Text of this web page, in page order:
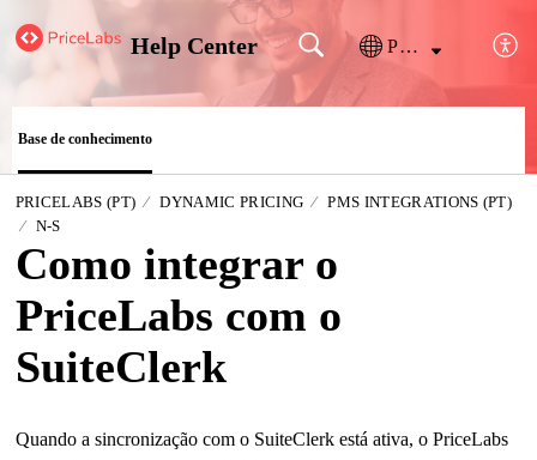
Help Center Português
Base de conhecimento
PRICELABS (PT) DYNAMIC PRICING
PMS INTEGRATIONS (PT)
N-S
Como integrar o
PriceLabs com o
SuiteClerk
Quando a sincronização com o SuiteClerk está ativa, o PriceLabs